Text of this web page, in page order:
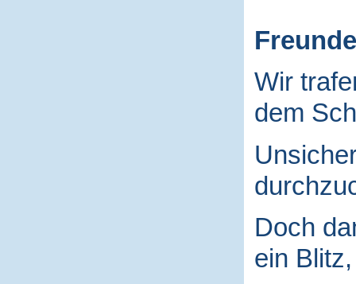
Freunde
Wir
dem
Doch
ein Blitz,